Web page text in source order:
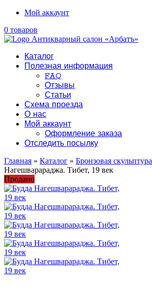
Мой аккаунт
0 товаров
Каталог
Полезная информация
FAQ
Отзывы
Статьи
Схема проезда
О нас
Мой аккаунт
Оформление заказа
Отследить посылку
Главная » Каталог » Бронзовая скульптура
Нагешварараджа. Тибет, 19 век
Продано